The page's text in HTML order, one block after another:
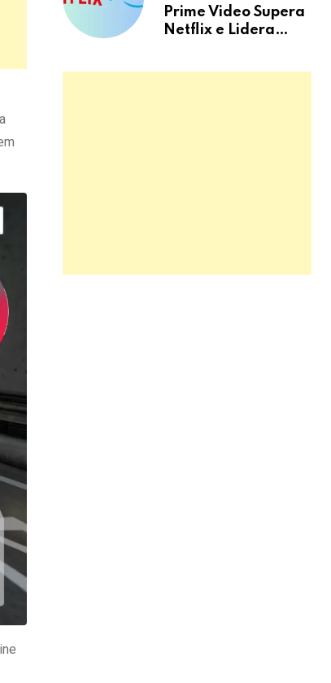
Prime Video Supera
Netflix e Lidera